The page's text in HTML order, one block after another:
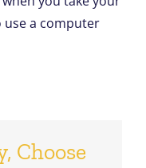
use a computer
Choose